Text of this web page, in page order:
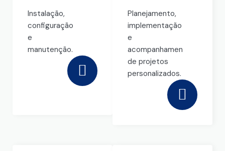
Instalação,
configuração
e
manutenção.
Planejamento,
implementação
e
acompanhamento
de projetos
personalizados.